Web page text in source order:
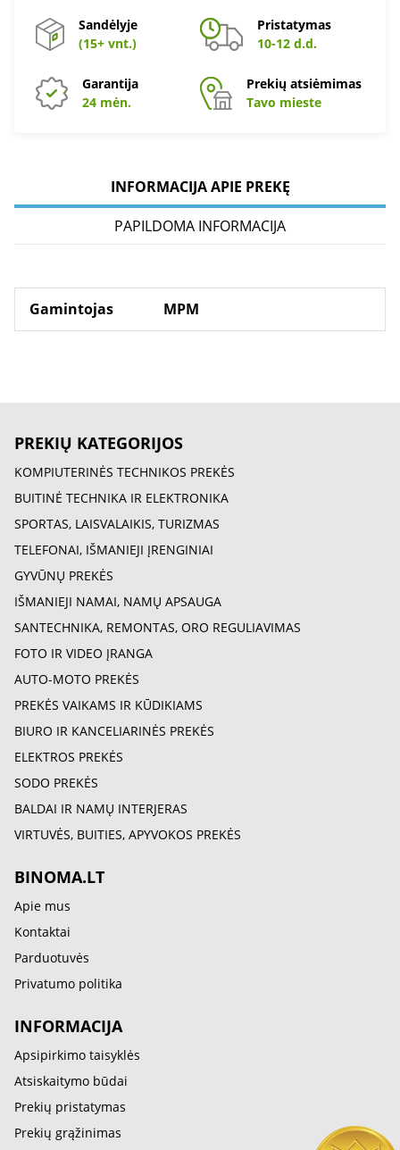
Sandėlyje
(15+ vnt.)
Pristatymas
10-12 d.d.
Garantija
24 mėn.
Prekių atsiėmimas
Tavo mieste
INFORMACIJA APIE PREKĘ
PAPILDOMA INFORMACIJA
Gamintojas MPM
PREKIŲ KATEGORIJOS
KOMPIUTERINĖS TECHNIKOS PREKĖS
BUITINĖ TECHNIKA IR ELEKTRONIKA
SPORTAS, LAISVALAIKIS, TURIZMAS
TELEFONAI, IŠMANIEJI ĮRENGINIAI
GYVŪNŲ PREKĖS
IŠMANIEJI NAMAI, NAMŲ APSAUGA
SANTECHNIKA, REMONTAS, ORO REGULIAVIMAS
FOTO IR VIDEO ĮRANGA
AUTO-MOTO PREKĖS
PREKĖS VAIKAMS IR KŪDIKIAMS
BIURO IR KANCELIARINĖS PREKĖS
ELEKTROS PREKĖS
SODO PREKĖS
BALDAI IR NAMŲ INTERJERAS
VIRTUVĖS, BUITIES, APYVOKOS PREKĖS
BINOMA.LT
Apie mus
Kontaktai
Parduotuvės
Privatumo politika
INFORMACIJA
Apsipirkimo taisyklės
Atsiskaitymo būdai
Prekių pristatymas
Prekių grąžinimas